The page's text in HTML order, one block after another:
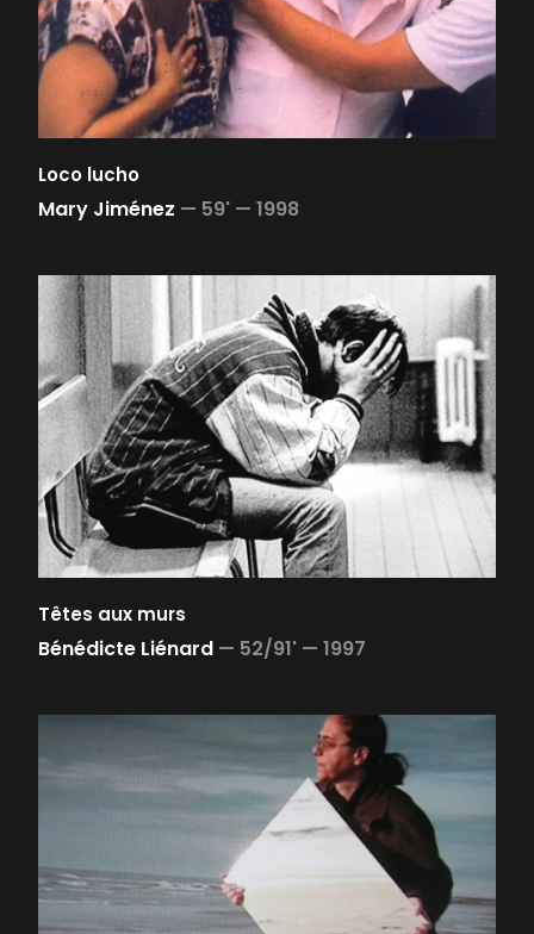
Loco lucho
Mary Jiménez — 59' — 1998
Têtes aux murs
Bénédicte Liénard — 52/91' — 1997